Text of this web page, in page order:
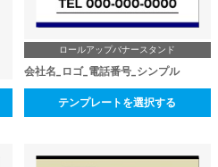
ロールアップバナースタンド
会社名_ロゴ_電話番号_シンプル
テンプレートを選択する